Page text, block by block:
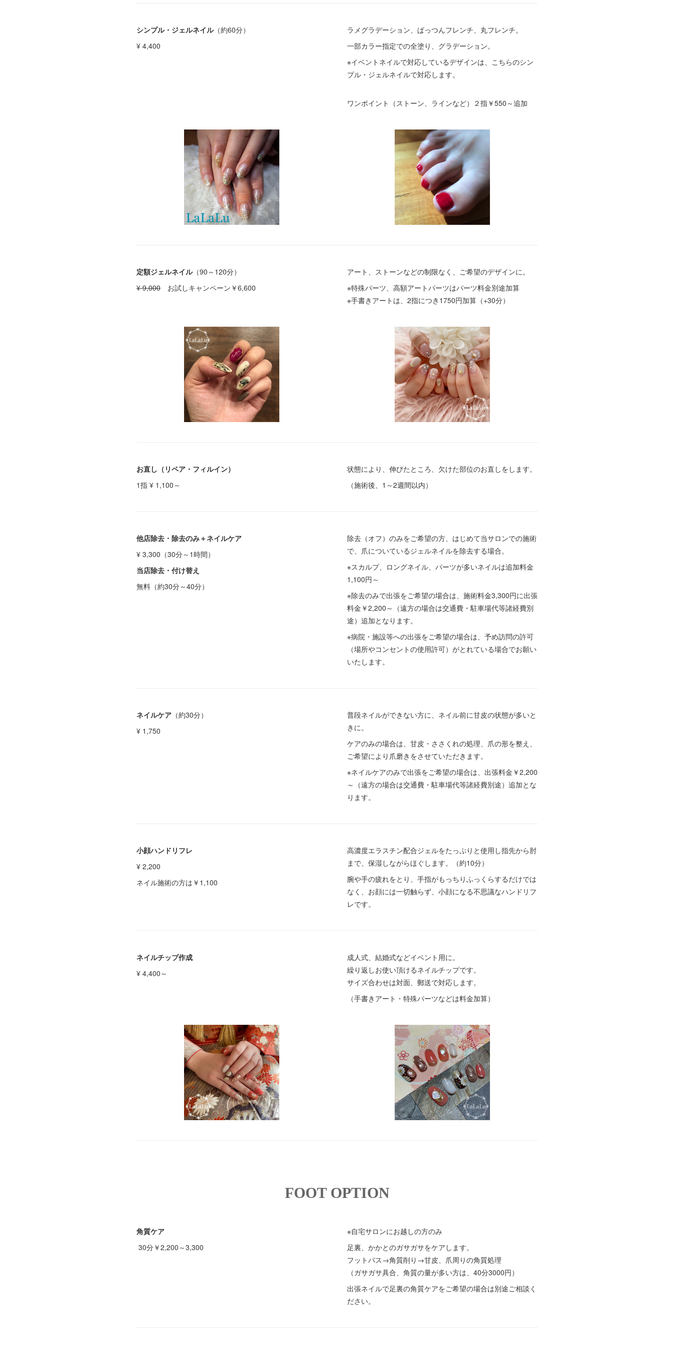
シンプル・ジェルネイル（約60分）
¥ 4,400
ラメグラデーション、ぱっつんフレンチ、丸フレンチ。
一部カラー指定での全塗り、グラデーション。
※イベントネイルで対応しているデザインは、こちらのシン
プル・ジェルネイルで対応します。
ワンポイント（ストーン、ラインなど）２指￥550～追加
定額ジェルネイル（90～120分）
¥ 9,000 お試しキャンペーン￥6,600
アート、ストーンなどの制限なく、ご希望のデザインに。
※特殊パーツ、高額アートパーツはパーツ料金別途加算
※手書きアートは、2指につき1750円加算（+30分）
お直し（リペア・フィルイン）
1指 ¥ 1,100～
状態により、伸びたところ、欠けた部位のお直しをします。
（施術後、1～2週間以内）
他店除去・除去のみ＋ネイルケア
¥ 3,300（30分～1時間）
当店除去・付け替え
無料（約30分～40分）
除去（オフ）のみをご希望の方、はじめて当サロンでの施術
で、爪についているジェルネイルを除去する場合。
※スカルプ、ロングネイル、パーツが多いネイルは追加料金
1,100円～
※除去のみで出張をご希望の場合は、施術料金3,300円に出張
料金￥2,200～（遠方の場合は交通費・駐車場代等諸経費別
途）追加となります。
※病院・施設等への出張をご希望の場合は、予め訪問の許可
（場所やコンセントの使用許可）がとれている場合でお願い
いたします。
ネイルケア （約30分）
¥ 1,750
普段ネイルができない方に、ネイル前に甘皮の状態が多いと
きに。
ケアのみの場合は、甘皮・ささくれの処理、爪の形を整え、
ご希望により爪磨きをさせていただきます。
※ネイルケアのみで出張をご希望の場合は、出張料金￥2,200
～（遠方の場合は交通費・駐車場代等諸経費別途）追加とな
ります。
小顔ハンドリフレ
¥ 2,200
ネイル施術の方は￥1,100
高濃度エラスチン配合ジェルをたっぷりと使用し指先から肘
まで、保湿しながらほぐします。（約10分）
腕や手の疲れをとり、手指がもっちりふっくらするだけでは
なく、お顔には一切触らず、小顔になる不思議なハンドリフ
レです。
ネイルチップ作成
¥ 4,400～
成人式、結婚式などイベント用に。
繰り返しお使い頂けるネイルチップです。
サイズ合わせは対面、郵送で対応します。
（手書きアート・特殊パーツなどは料金加算）
FOOT OPTION
角質ケア
30分￥2,200～3,300
※自宅サロンにお越しの方のみ
足裏、かかとのガサガサをケアします。
フットバス→角質削り→甘皮、爪周りの角質処理
（ガサガサ具合、角質の量が多い方は、40分3000円）
出張ネイルで足裏の角質ケアをご希望の場合は別途ご相談く
ださい。